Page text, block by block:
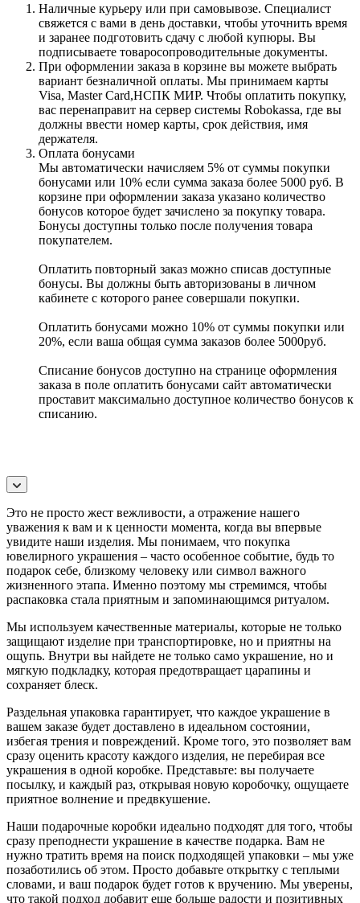
Наличные курьеру или при самовывозе. Специалист
свяжется с вами в день доставки, чтобы уточнить время
и заранее подготовить сдачу с любой купюры. Вы
подписываете товаросопроводительные документы.
При оформлении заказа в корзине вы можете выбрать
вариант безналичной оплаты. Мы принимаем карты
Visa, Master Card,НСПК МИР. Чтобы оплатить покупку,
вас перенаправит на сервер системы Robokassa, где вы
должны ввести номер карты, срок действия, имя
держателя.
Оплата бонусами
Мы автоматически начисляем 5% от суммы покупки
бонусами или 10% если сумма заказа более 5000 руб. В
корзине при оформлении заказа указано количество
бонусов которое будет зачислено за покупку товара.
Бонусы доступны только после получения товара
покупателем.
Оплатить повторный заказ можно списав доступные
бонусы. Вы должны быть авторизованы в личном
кабинете с которого ранее совершали покупки.
Оплатить бонусами можно 10% от суммы покупки или
20%, если ваша общая сумма заказов более 5000руб.
Списание бонусов доступно на странице оформления
заказа в поле оплатить бонусами сайт автоматически
проставит максимально доступное количество бонусов к
списанию.
Это не просто жест вежливости, а отражение нашего
уважения к вам и к ценности момента, когда вы впервые
увидите наши изделия. Мы понимаем, что покупка
ювелирного украшения – часто особенное событие, будь то
подарок себе, близкому человеку или символ важного
жизненного этапа. Именно поэтому мы стремимся, чтобы
распаковка стала приятным и запоминающимся ритуалом.
Мы используем качественные материалы, которые не только
защищают изделие при транспортировке, но и приятны на
ощупь. Внутри вы найдете не только само украшение, но и
мягкую подкладку, которая предотвращает царапины и
сохраняет блеск.
Раздельная упаковка гарантирует, что каждое украшение в
вашем заказе будет доставлено в идеальном состоянии,
избегая трения и повреждений. Кроме того, это позволяет вам
сразу оценить красоту каждого изделия, не перебирая все
украшения в одной коробке. Представьте: вы получаете
посылку, и каждый раз, открывая новую коробочку, ощущаете
приятное волнение и предвкушение.
Наши подарочные коробки идеально подходят для того, чтобы
сразу преподнести украшение в качестве подарка. Вам не
нужно тратить время на поиск подходящей упаковки – мы уже
позаботились об этом. Просто добавьте открытку с теплыми
словами, и ваш подарок будет готов к вручению. Мы уверены,
что такой подход добавит еще больше радости и позитивных